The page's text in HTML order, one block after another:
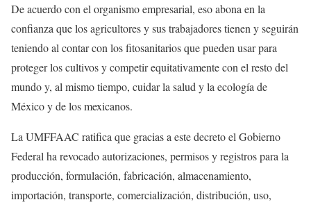
De acuerdo con el organismo empresarial, eso abona en la
confianza que los agricultores y sus trabajadores tienen y seguirán
teniendo al contar con los fitosanitarios que pueden usar para
proteger los cultivos y competir equitativamente con el resto del
mundo y, al mismo tiempo, cuidar la salud y la ecología de
México y de los mexicanos.
La UMFFAAC ratifica que gracias a este decreto el Gobierno
Federal ha revocado autorizaciones, permisos y registros para la
producción, formulación, fabricación, almacenamiento,
importación, transporte, comercialización, distribución, uso,